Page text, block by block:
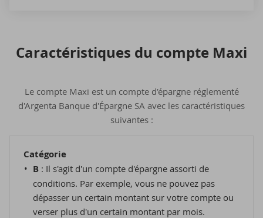
Ca­rac­té­ris­tiques du compte Maxi
Le compte Maxi est un compte d'épargne réglementé
d'Argenta Banque d'Épargne SA avec les caractéristiques
suivantes :
Catégorie
B : Il s'agit d'un compte d'épargne assorti de
conditions. Par exemple, vous ne pouvez pas
dépasser un certain montant sur votre compte ou
verser plus d'un certain montant par mois.